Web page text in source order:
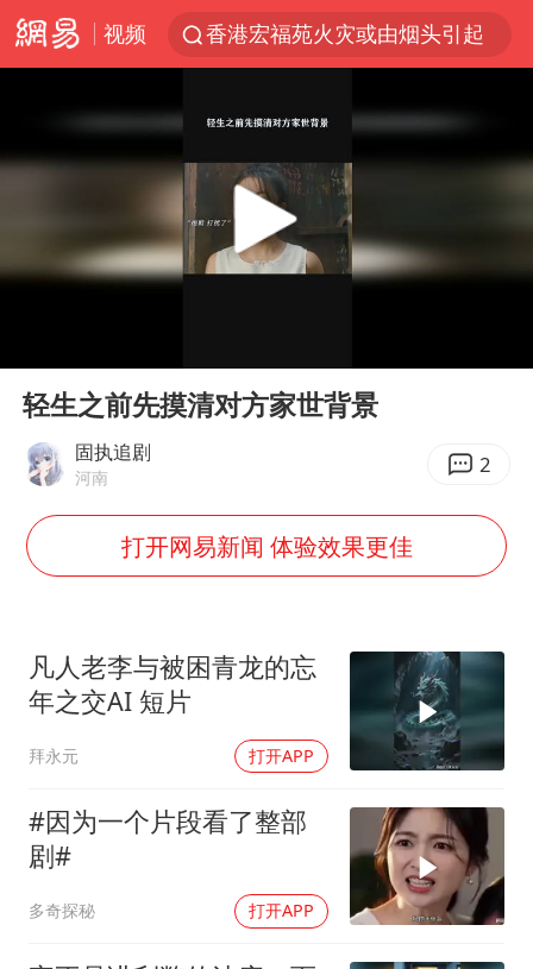
视频
香港宏福苑火灾或由烟头引起
伊斯兰版北约来了吗
四川宜宾3.4级地震
22岁女生独闯南太行失联12天
薛之谦杭州站演唱会取消
今年第二强台风将带来多大影响
“准2万亿”之城点名支持三所大学
习近平心系体育强国建设
Play
轻生之前先摸清对方家世背景
固执追剧
河南 2
打开网易新闻 体验效果更佳
凡人老李与被困青龙的忘
年之交AI 短片
拜永元 打开APP
#因为一个片段看了整部
剧#
多奇探秘 打开APP